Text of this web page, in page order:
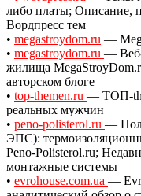
либо платы; Описание,
Вордпресс тем
• megastroydom.ru —
• megastroydom.ru — Веб-
жилища
авторском блоге
• top-themen.ru — ТОП-
реальных мужчин
• peno-polisterol.ru —
ЭПС):
Peno-Polisterol.ru;
монтажные системы
• evrohouse.com.ua —